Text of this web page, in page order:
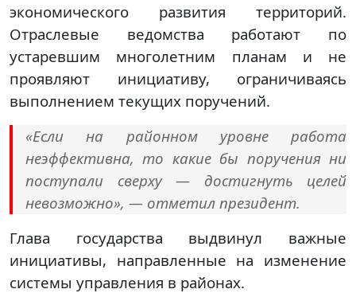
экономического развития территорий.
Отраслевые ведомства работают по
устаревшим многолетним планам и не
проявляют инициативу, ограничиваясь
выполнением текущих поручений.
«Если на районном уровне работа
неэффективна, то какие бы поручения ни
поступали сверху — достигнуть целей
невозможно», — отметил президент.
Глава государства выдвинул важные
инициативы, направленные на изменение
системы управления в районах.